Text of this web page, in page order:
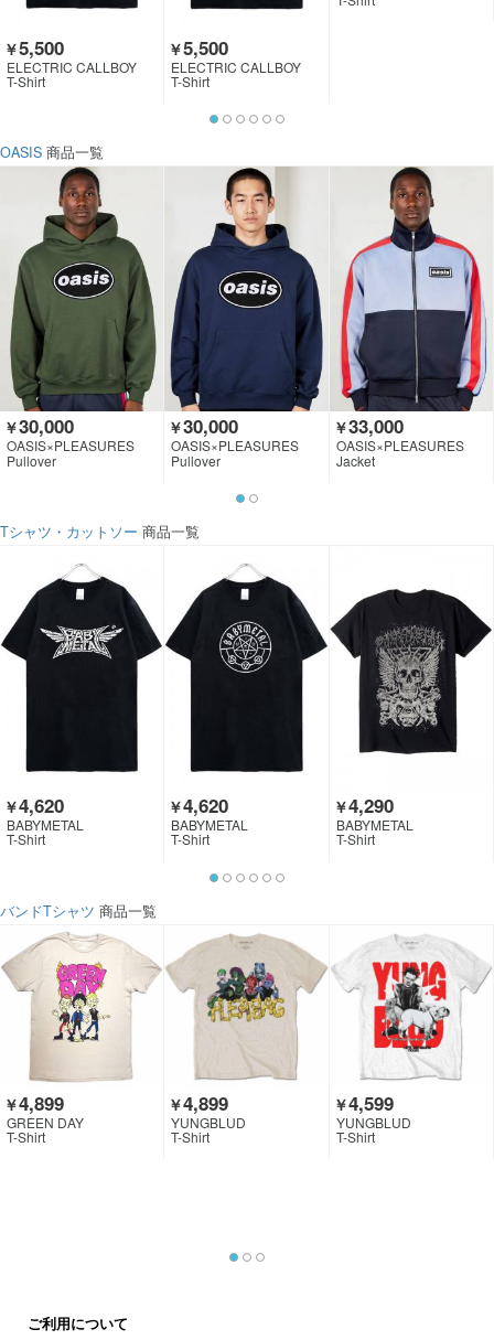
￥5,500
ELECTRIC CALLBOY
T-Shirt
￥5,500
ELECTRIC CALLBOY
T-Shirt
OASIS 商品一覧
￥30,000
OASIS×PLEASURES
Pullover
￥30,000
OASIS×PLEASURES
Pullover
￥33,000
OASIS×PLEASURES
Jacket
Tシャツ・カットソー 商品一覧
￥4,620
BABYMETAL
T-Shirt
￥4,620
BABYMETAL
T-Shirt
￥4,290
BABYMETAL
T-Shirt
バンドTシャツ 商品一覧
￥4,899
GREEN DAY
T-Shirt
￥4,899
YUNGBLUD
T-Shirt
￥4,599
YUNGBLUD
T-Shirt
ご利用について